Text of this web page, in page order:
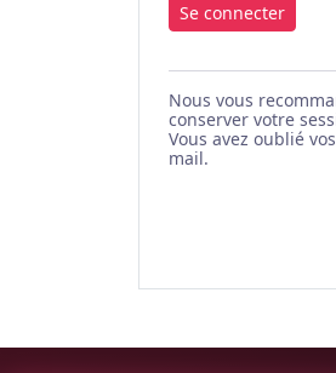
Se connecter
Nous vous
conserver votre
Vous avez oublié
mail.